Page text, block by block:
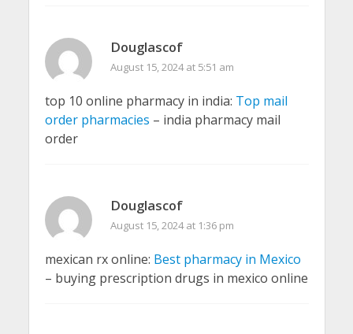
Douglascof
August 15, 2024 at 5:51 am
top 10 online pharmacy in india: Top mail
order pharmacies – india pharmacy mail
order
Douglascof
August 15, 2024 at 1:36 pm
mexican rx online: Best pharmacy in Mexico
– buying prescription drugs in mexico online